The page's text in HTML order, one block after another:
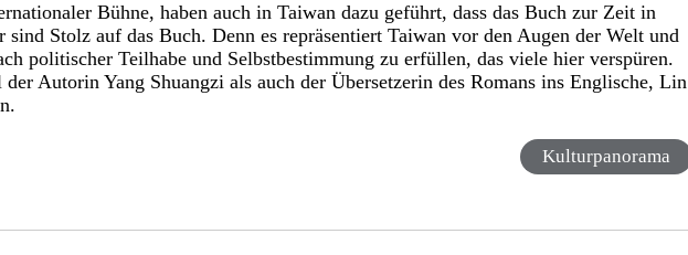
Bühne, haben auch in Taiwan dazu geführt, dass das Buch zur Zeit in
Stolz auf das Buch. Denn es repräsentiert Taiwan vor den Augen der Welt und
politischer Teilhabe und Selbstbestimmung zu erfüllen, das viele hier verspüren.
Autorin Yang Shuangzi als auch der Übersetzerin des Romans ins Englische, Lin
Kulturpanorama